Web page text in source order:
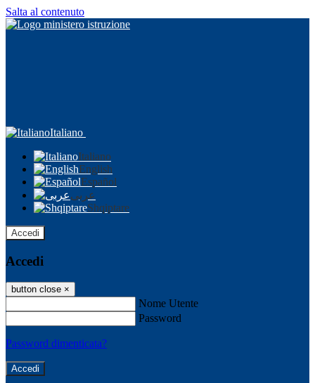
Salta al contenuto
Italiano
Italiano
English
Español
عربى
Shqiptare
Accedi
Accedi
button close ×
Nome Utente
Password
Password dimenticata?